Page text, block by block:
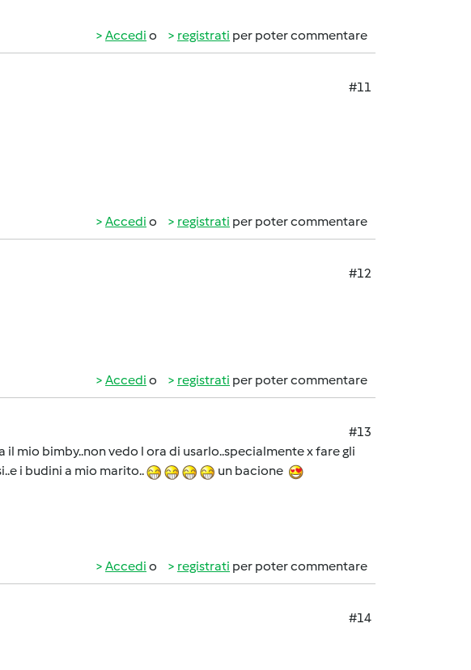
Accedi o registrati per poter commentare
#11
Accedi o registrati per poter commentare
#12
Accedi o registrati per poter commentare
#13
mio bimby..non vedo l ora di usarlo..specialmente x fare gli
i budini a mio marito..
un bacione
Accedi o registrati per poter commentare
#14